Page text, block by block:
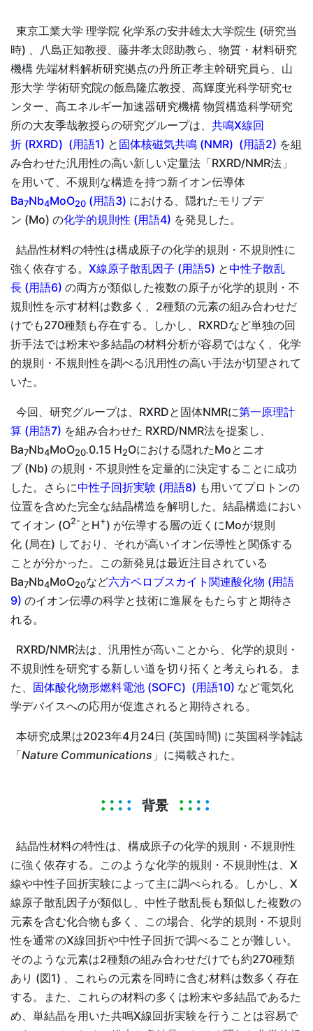
東京工業大学 理学院 化学系の安井雄太大学院生 (研究当
時) 、八島正知教授、藤井孝太郎助教ら、物質・材料研究
機構 先端材料解析研究拠点の丹所正孝主幹研究員ら、山
形大学 学術研究院の飯島隆広教授、高輝度光科学研究セ
ンター、高エネルギー加速器研究機構 物質構造科学研究
所の大友季哉教授らの研究グループは、 共鳴X線回
折 (RXRD) (用語1) と 固体核磁気共鳴 (NMR) (用語2) を組
み合わせた汎用性の高い新しい定量法「RXRD/NMR法」
を用いて、不規則な構造を持つ新イオン伝導体
Ba7Nb4MoO20 (用語3) における、隠れたモリブデ
ン (Mo) の化学的規則性 (用語4) を発見した。
結晶性材料の特性は構成原子の化学的規則・不規則性に
強く依存する。 X線原子散乱因子 (用語5) と中性子散乱
長 (用語6) の両方が類似した複数の原子が化学的規則・不
規則性を示す材料は数多く、2種類の元素の組み合わせだ
けでも270種類も存在する。しかし、RXRDなど単独の回
折手法では粉末や多結晶の材料分析が容易ではなく、化学
的規則・不規則性を調べる汎用性の高い手法が切望されて
いた。
今回、研究グループは、RXRDと固体NMRに第一原理計
算 (用語7) を組み合わせた RXRD/NMR法を提案し、
Ba7Nb4MoO20·0.15 H2Oにおける隠れたMoとニオ
ブ (Nb) の規則・不規則性を定量的に決定することに成功
した。さらに中性子回折実験 (用語8) も用いてプロトンの
位置を含めた完全な結晶構造を解明した。結晶構造におい
てイオン (O2- とH+) が伝導する層の近くにMoが規則
化 (局在) しており、それが高いイオン伝導性と関係する
ことが分かった。この新発見は最近注目されている
Ba7Nb4MoO20など六方ペロブスカイト関連酸化物 (用語
9) のイオン伝導の科学と技術に進展をもたらすと期待さ
れる。
RXRD/NMR法は、汎用性が高いことから、化学的規則・
不規則性を研究する新しい道を切り拓くと考えられる。ま
た、 固体酸化物形燃料電池 (SOFC) (用語10) など電気化
学デバイスへの応用が促進されると期待される。
本研究成果は2023年4月24日 (英国時間) に英国科学雑誌
「Nature Communications 」に掲載された。
背景
結晶性材料の特性は、構成原子の化学的規則・不規則性
に強く依存する。このような化学的規則・不規則性は、X
線や中性子回折実験によって主に調べられる。しかし、X
線原子散乱因子が類似し、中性子散乱長も類似した複数の
元素を含む化合物も多く、この場合、化学的規則・不規則
性を通常のX線回折や中性子回折で調べることが難しい。
そのような元素は2種類の組み合わせだけでも約270種類
あり (図1) 、これらの元素を同時に含む材料は数多く存在
する。また、これらの材料の多くは粉末や多結晶であるた
め、単結晶を用いた共鳴X線回折実験を行うことは容易で